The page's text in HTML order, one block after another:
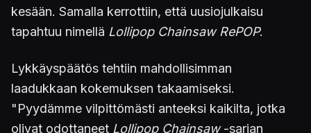
kesään. Samalla kerrottiin, että uusiojulkaisu
tapahtuu nimellä Lollipop Chainsaw RePOP.
Lykkäyspäätös tehtiin mahdollisimman
laadukkaan kokemuksen takaamiseksi.
"Pyydämme vilpittömästi anteeksi kaikilta, jotka
olivat odottaneet Lollipop Chainsaw-sarjan